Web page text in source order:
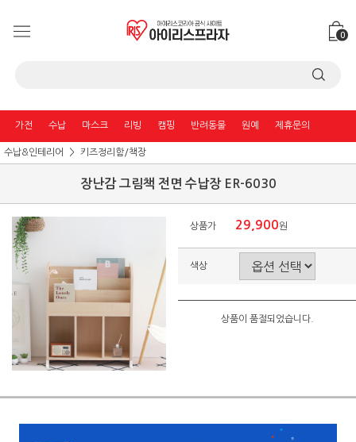
0
가전 수납 마스크 리빙 캠핑 반려동물 원예 제휴문의
수납&인테리어 키즈정리함/책장
장난감 그림책 전면 수납장 ER-6030
상품가 29,900원
색상
상품이 품절되었습니다.